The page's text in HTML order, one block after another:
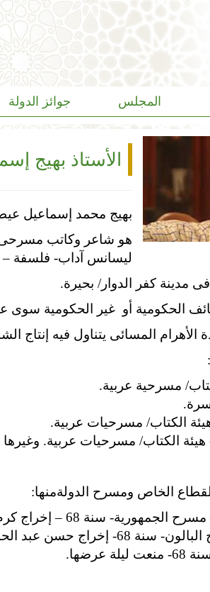
المجلس جوائز الدولة
الأستاذ بهيج
بهيج محمد إسماعيل
ليسانس آداب- فلسفة – 1964. دبلوم المعهد العالى للسيناريو- 1976.
مدينة كفر الدوار/ بحيرة.
الحكومية أو غير الحكومية سوى
المسائى يتناول فيه إنتاج
مسرحية عربية.
الكتاب/ مسرحيات عربية.
الكتاب/ مسرحيات عربية. وغيرها
الخاص ومسرح الدولةمنها:
سنة 68 – إخراج كرم مطاوع.
حسن عبد الحميد.